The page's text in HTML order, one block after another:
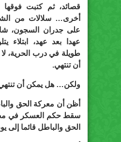
قصائد، ثم كتبت
أخرى… سلالات من
على جدران السجون،
عهدا بعد عهد، ابتلاء
طويلة في درب الحرية،
أن تنتهي.
ولكن… هل يمكن أن
أظن أن معركة الحق
سقط حكم العسكر في
الحق والباطل قائما إلى